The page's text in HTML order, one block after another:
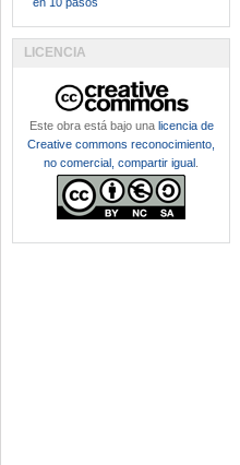
LICENCIA
Este obra está bajo una licencia de
Creative commons reconocimiento,
no comercial, compartir igual